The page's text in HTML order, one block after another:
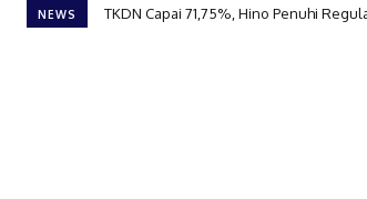
NEWS TKDN Capai 71,75%, Hino Penuhi